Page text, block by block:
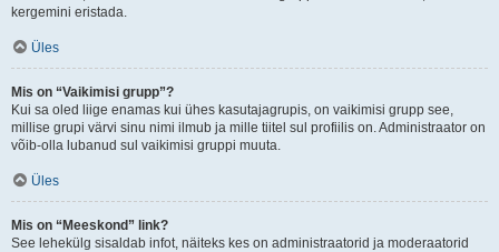
kergemini eristada.
Üles
Mis on “Vaikimisi grupp”?
Kui sa oled liige enamas kui ühes kasutajagrupis, on vaikimisi grupp see,
millise grupi värvi sinu nimi ilmub ja mille tiitel sul profiilis on. Administraator on
võib-olla lubanud sul vaikimisi gruppi muuta.
Üles
Mis on “Meeskond” link?
See lehekülg sisaldab infot, näiteks kes on administraatorid ja moderaatorid